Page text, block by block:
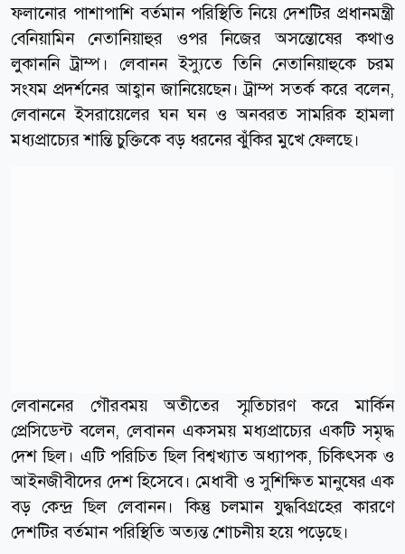
ফলানোর পাশাপাশি বর্তমান পরিস্থিতি নিয়ে দেশটির প্রধানমন্ত্রী
বেনিয়ামিন নেতানিয়াহুর ওপর নিজের অসন্তোষের কথাও
লুকাননি ট্রাম্প। লেবানন ইস্যুতে তিনি নেতানিয়াহুকে চরম
সংযম প্রদর্শনের আহ্বান জানিয়েছেন। ট্রাম্প সতর্ক করে বলেন,
লেবাননে ইসরায়েলের ঘন ঘন ও অনবরত সামরিক হামলা
মধ্যপ্রাচ্যের শান্তি চুক্তিকে বড় ধরনের ঝুঁকির মুখে ফেলছে।
লেবাননের গৌরবময় অতীতের স্মৃতিচারণ করে মার্কিন
প্রেসিডেন্ট বলেন, লেবানন একসময় মধ্যপ্রাচ্যের একটি সমৃদ্ধ
দেশ ছিল। এটি পরিচিত ছিল বিশ্বখ্যাত অধ্যাপক, চিকিৎসক ও
আইনজীবীদের দেশ হিসেবে। মেধাবী ও সুশিক্ষিত মানুষের এক
বড় কেন্দ্র ছিল লেবানন। কিন্তু চলমান যুদ্ধবিগ্রহের কারণে
দেশটির বর্তমান পরিস্থিতি অত্যন্ত শোচনীয় হয়ে পড়েছে।